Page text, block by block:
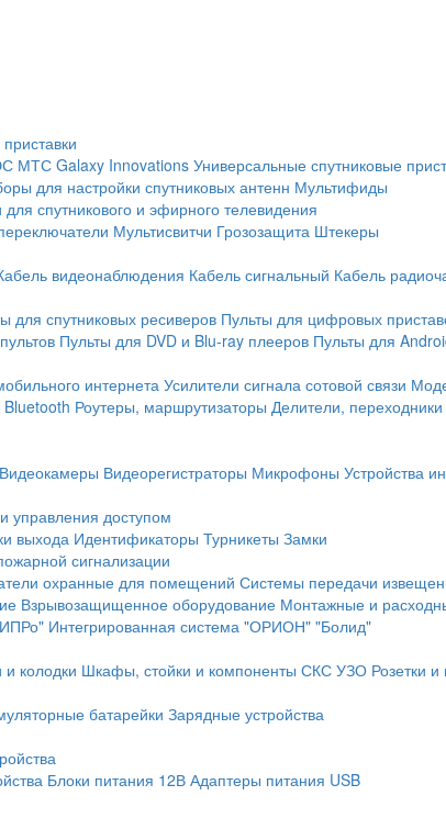
МТС Galaxy Innovations Универсальные спутниковые
для настройки спутниковых антенн Мультифиды
спутникового и эфирного телевидения
Мультисвитчи Грозозащита Штекеры
видеонаблюдения Кабель сигнальный Кабель
для спутниковых ресиверов Пульты для цифровых
Пульты для DVD и Blu-ray плееров Пульты для
интернета Усилители сигнала сотовой связи
Роутеры, маршрутизаторы Делители, переходники
Видеокамеры Видеорегистраторы Микрофоны Устройства
управления доступом
выхода Идентификаторы Турникеты Замки
сигнализации
охранные для помещений Системы передачи
Взрывозащищенное оборудование Монтажные и
Интегрированная система "ОРИОН" "Болид"
колодки Шкафы, стойки и компоненты СКС УЗО Розетки
батарейки Зарядные устройства
Блоки питания 12В Адаптеры питания USB